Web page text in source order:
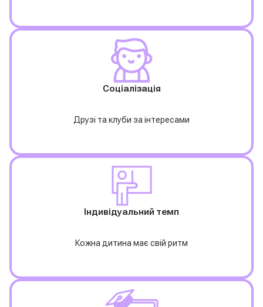
Соціалізація
Друзі та клуби за інтересами
ндивідуальний темп
Кожна дитина має свій ритм